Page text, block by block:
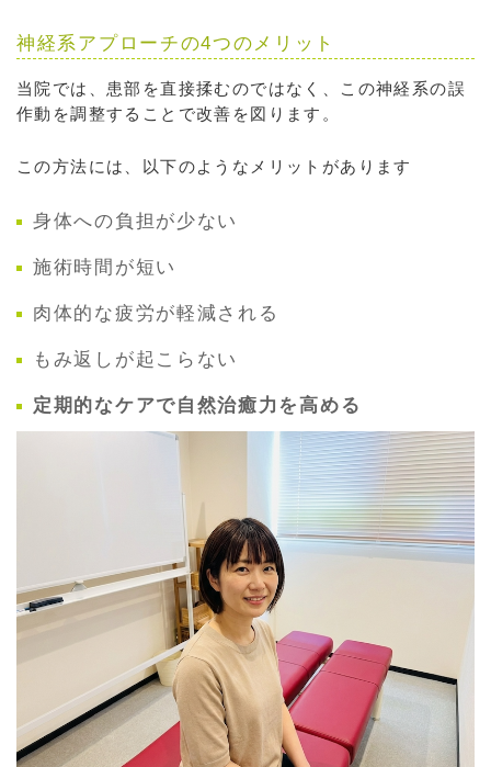
神経系アプローチの4つのメリット
当院では、患部を直接揉むのではなく、この神経系の誤
作動を調整することで改善を図ります。
この方法には、以下のようなメリットがあります
身体への負担が少ない
施術時間が短い
肉体的な疲労が軽減される
もみ返しが起こらない
定期的なケアで自然治癒力を高める